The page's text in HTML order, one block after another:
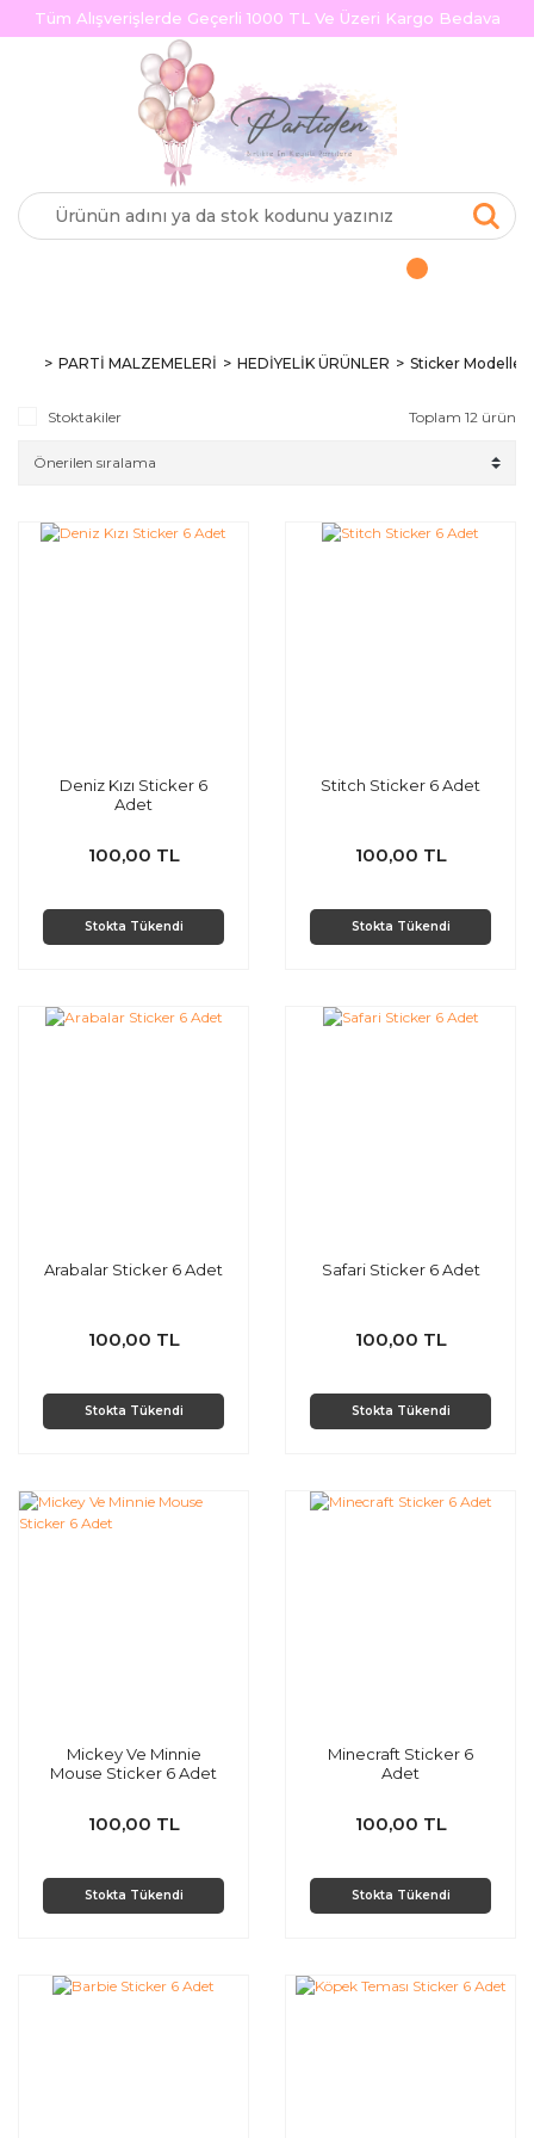
Tüm Alışverişlerde Geçerli 1000 TL Ve Üzeri Kargo Bedava
PARTİ MALZEMELERİ HEDİYELİK ÜRÜNLER Sticker Modelleri
Stoktakiler Toplam 12 ürün
Deniz Kızı Sticker 6
Adet
100,00 TL
Stokta Tükendi
Stitch Sticker 6 Adet
100,00 TL
Stokta Tükendi
Arabalar Sticker 6 Adet
100,00 TL
Stokta Tükendi
Safari Sticker 6 Adet
100,00 TL
Stokta Tükendi
Mickey Ve Minnie
Mouse Sticker 6 Adet
100,00 TL
Stokta Tükendi
Minecraft Sticker 6
Adet
100,00 TL
Stokta Tükendi